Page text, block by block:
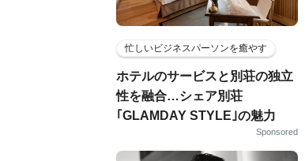
忙しいビジネスパーソンを癒やす
ホテルのサービスと別荘の独立
性を融合…シェア別荘
｢GLAMDAY STYLE｣の魅力
Sponsored